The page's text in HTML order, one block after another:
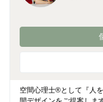
空間心理士®︎として『人